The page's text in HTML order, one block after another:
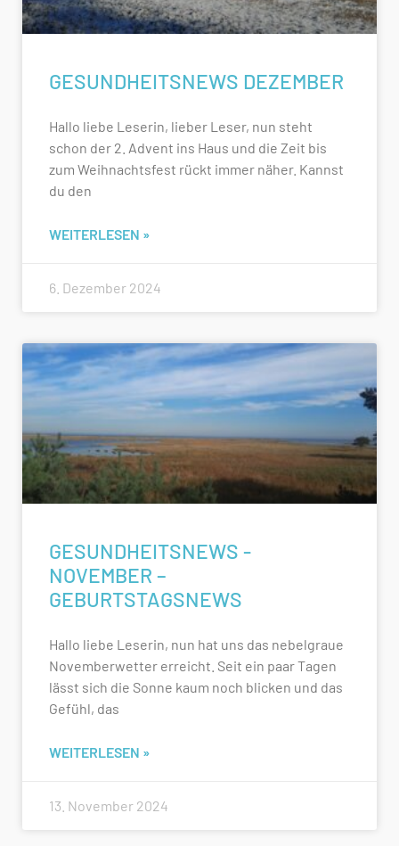
GESUNDHEITSNEWS DEZEMBER
Hallo liebe Leserin, lieber Leser, nun steht
schon der 2. Advent ins Haus und die Zeit bis
zum Weihnachtsfest rückt immer näher. Kannst
du den
WEITERLESEN »
6. Dezember 2024
GESUNDHEITSNEWS -
NOVEMBER –
GEBURTSTAGSNEWS
Hallo liebe Leserin, nun hat uns das nebelgraue
Novemberwetter erreicht. Seit ein paar Tagen
lässt sich die Sonne kaum noch blicken und das
Gefühl, das
WEITERLESEN »
13. November 2024